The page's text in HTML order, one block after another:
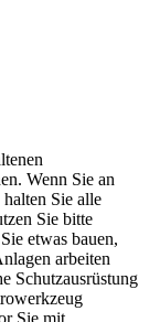
Wenn Sie an
Sie alle
Sie bitte
etwas bauen,
arbeiten
Schutzausrüstung
Sie mit